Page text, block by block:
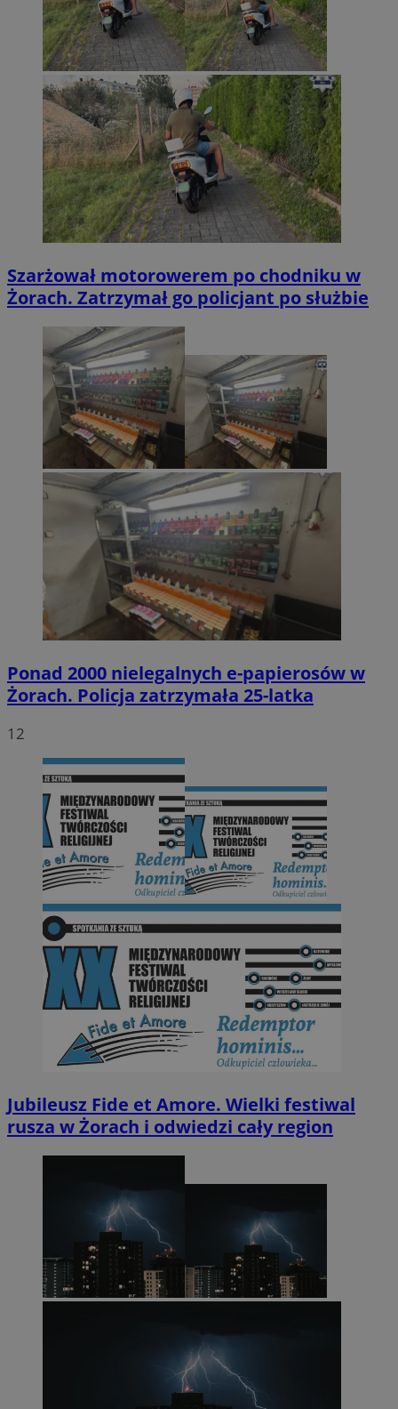
Szarżował motorowerem po chodniku w
Żorach. Zatrzymał go policjant po służbie
Ponad 2000 nielegalnych e-papierosów w
Żorach. Policja zatrzymała 25-latka
12
Jubileusz Fide et Amore. Wielki festiwal
rusza w Żorach i odwiedzi cały region